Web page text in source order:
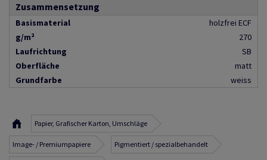
Zusammensetzung
Basismaterial
holzfrei ECF
g/m²
270
Laufrichtung
SB
Oberfläche
matt
Grundfarbe
weiss
Papier, Grafischer Karton, Umschläge
Image- / Premiumpapiere Pigmentiert / spezialbehandelt